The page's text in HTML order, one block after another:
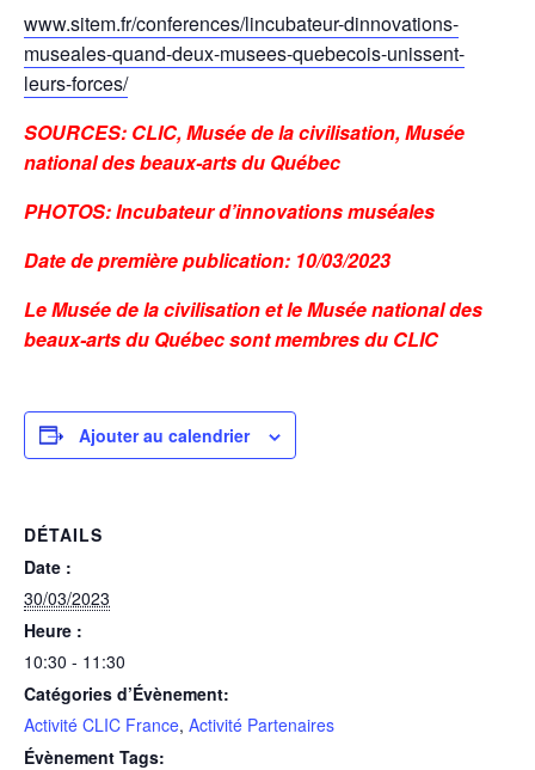
www.sitem.fr/conferences/lincubateur-dinnovations-
museales-quand-deux-musees-quebecois-unissent-
leurs-forces/
SOURCES: CLIC, Musée de la civilisation, Musée
national des beaux-arts du Québec
PHOTOS: Incubateur d’innovations muséales
Date de première publication: 10/03/2023
Le Musée de la civilisation et le Musée national des
beaux-arts du Québec sont membres du CLIC
Ajouter au calendrier
DÉTAILS
Date :
30/03/2023
Heure :
10:30 - 11:30
Catégories d’Évènement:
Activité CLIC France, Activité Partenaires
Évènement Tags: